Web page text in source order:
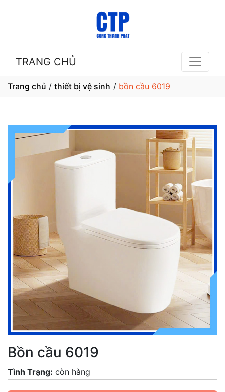
TRANG CHỦ
Trang chủ / thiết bị vệ sinh / bồn cầu 6019
Bồn cầu 6019
Tình Trạng: còn hàng